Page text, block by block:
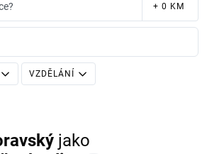
+ 0 KM
VZDĚLÁNÍ
jako